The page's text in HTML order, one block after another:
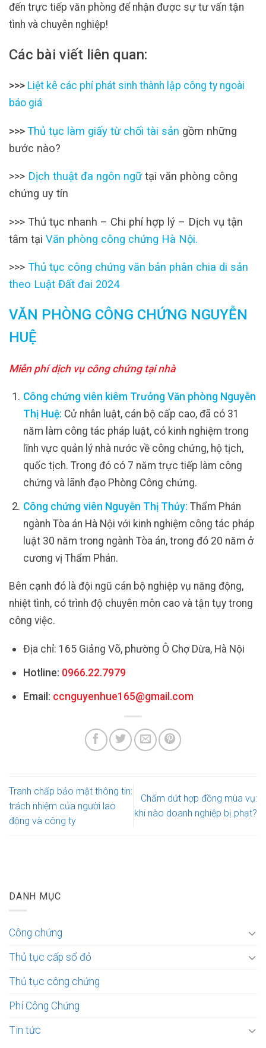
đến trực tiếp văn phòng để nhận được sự tư vấn tận
tình và chuyên nghiệp!
Các bài viết liên quan:
>>> Liệt kê các phí phát sinh thành lập công ty ngoài
báo giá
>>> Thủ tục làm giấy từ chối tài sản gồm những
bước nào?
>>> Dịch thuật đa ngôn ngữ tại văn phòng công
chứng uy tín
>>> Thủ tục nhanh – Chi phí hợp lý – Dịch vụ tận
tâm tại Văn phòng công chứng Hà Nội.
>>> Thủ tục công chứng văn bản phân chia di sản
theo Luật Đất đai 2024
VĂN PHÒNG CÔNG CHỨNG NGUYỄN
HUỆ
Miễn phí dịch vụ công chứng tại nhà
Công chứng viên kiêm Trưởng Văn phòng Nguyễn
Thị Huệ: Cử nhân luật, cán bộ cấp cao, đã có 31
năm làm công tác pháp luật, có kinh nghiệm trong
lĩnh vực quản lý nhà nước về công chứng, hộ tịch,
quốc tịch. Trong đó có 7 năm trực tiếp làm công
chứng và lãnh đạo Phòng Công chứng.
Công chứng viên Nguyễn Thị Thủy: Thẩm Phán
ngành Tòa án Hà Nội với kinh nghiệm công tác pháp
luật 30 năm trong ngành Tòa án, trong đó 20 năm ở
cương vị Thẩm Phán.
Bên cạnh đó là đội ngũ cán bộ nghiệp vụ năng động,
nhiệt tình, có trình độ chuyên môn cao và tận tụy trong
công việc.
Địa chỉ: 165 Giảng Võ, phường Ô Chợ Dừa, Hà Nội
Hotline: 0966.22.7979
Email: ccnguyenhue165@gmail.com
Tranh chấp bảo mật thông tin:
trách nhiệm của người lao
động và công ty
Chấm dứt hợp đồng mùa vụ:
khi nào doanh nghiệp bị phạt?
DANH MỤC
Công chứng
Thủ tục cấp sổ đỏ
Thủ tục công chứng
Phí Công Chứng
Tin tức